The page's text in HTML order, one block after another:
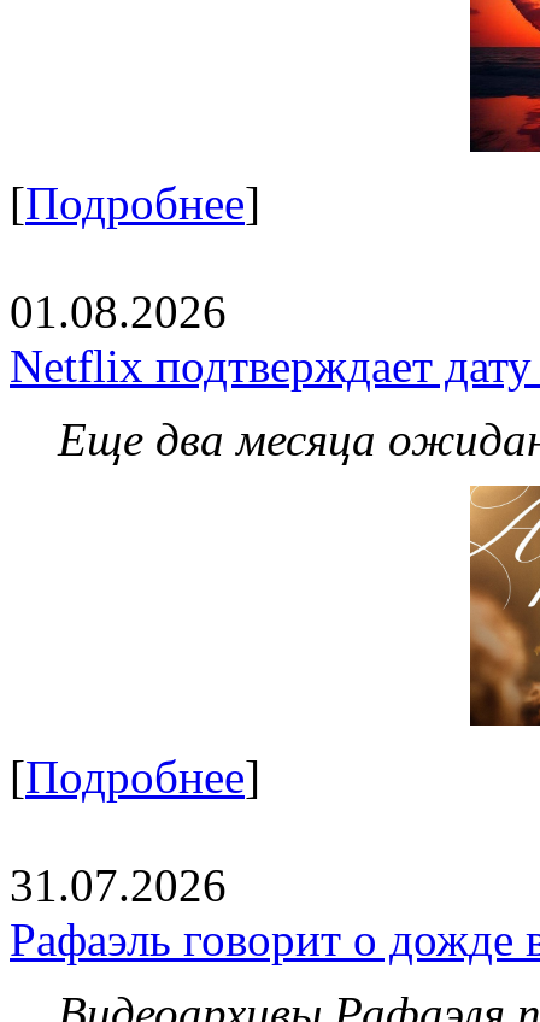
[Подробнее]
01.08.2026
Netflix подтверждает
Еще два месяца
[Подробнее]
31.07.2026
Рафаэль говорит о дожде